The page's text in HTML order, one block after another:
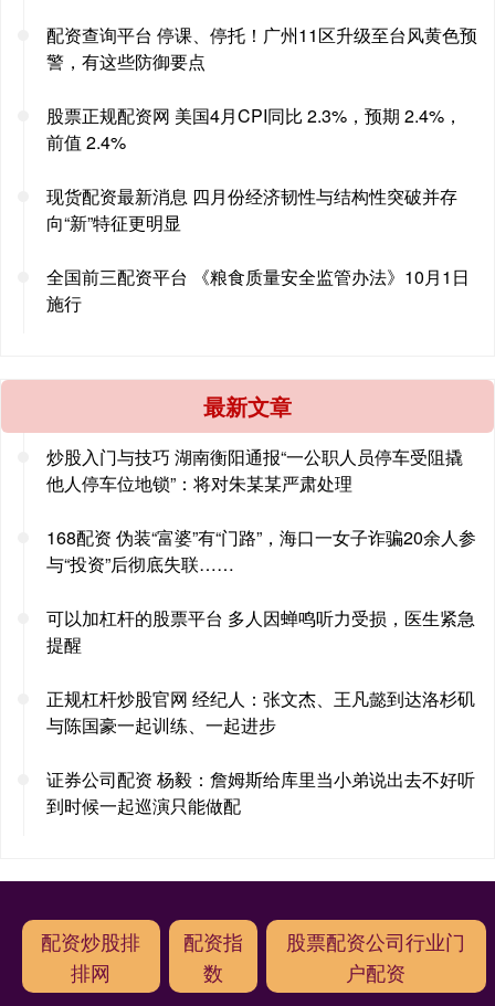
配资查询平台 停课、停托！广州11区升级至台风黄色预
警，有这些防御要点
股票正规配资网 美国4月CPI同比 2.3%，预期 2.4%，
前值 2.4%
现货配资最新消息 四月份经济韧性与结构性突破并存
向“新”特征更明显
全国前三配资平台 《粮食质量安全监管办法》10月1日
施行
最新文章
炒股入门与技巧 湖南衡阳通报“一公职人员停车受阻撬
他人停车位地锁”：将对朱某某严肃处理
168配资 伪装“富婆”有“门路”，海口一女子诈骗20余人参
与“投资”后彻底失联……
可以加杠杆的股票平台 多人因蝉鸣听力受损，医生紧急
提醒
正规杠杆炒股官网 经纪人：张文杰、王凡懿到达洛杉矶
与陈国豪一起训练、一起进步
证券公司配资 杨毅：詹姆斯给库里当小弟说出去不好听
到时候一起巡演只能做配
配资炒股排
排网
配资指
数
股票配资公司行业门
户配资